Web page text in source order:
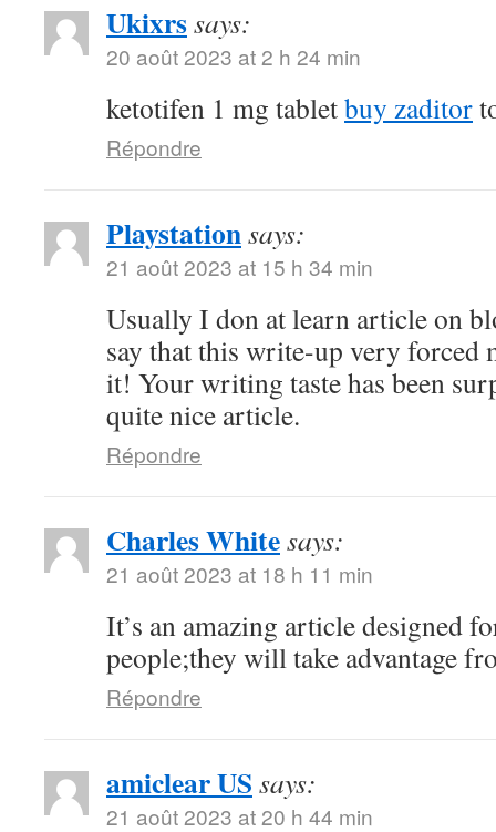
Ukixrssays:
20 août 2023 at 2 h 24 min
ketotifen 1 mg tabletbuy zaditor
Répondre
Playstationsays:
21 août 2023 at 15 h 34 min
Usually I don at learn article on
say that this write-up very forced
it! Your writing taste has been
quite nice article.
Répondre
Charles Whitesays:
21 août 2023 at 18 h 11 min
It’s an amazing article designed
people;they will take advantage
Répondre
amiclear US says:
21 août 2023 at 20 h 44 min